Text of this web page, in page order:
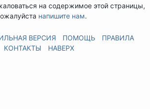
на содержимое этой страницы,
напишите нам.
ВЕРСИЯ ПОМОЩЬ
ПРАВИЛА
КОНТАКТЫ
НАВЕРХ